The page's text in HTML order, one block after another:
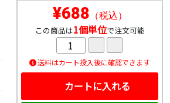
¥688 （税込）
この商品は1個単位で注文可能
送料はカート投入後に確認できます
カートに入れる